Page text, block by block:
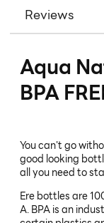
Reviews
Aqua
BPA
You can't go
good looking
all you need to
Ere bottles are
A. BPA is an